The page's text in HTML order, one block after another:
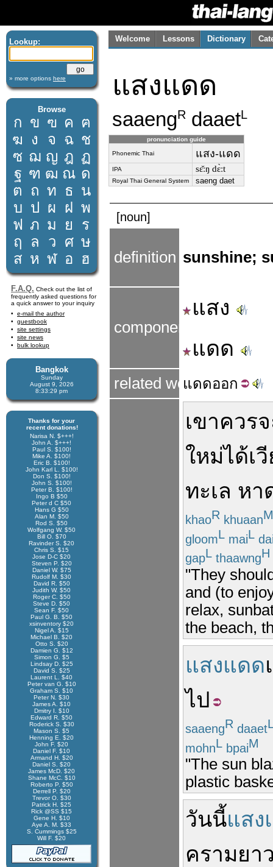
Lookup:
» more options here
Browse
ก ข ฃ ค ฅ
ฆ ง จ ฉ ช
ซ ฌ ญ ฎ ฏ
ฐ ฑ ฒ ณ ด
ต ถ ท ธ น
บ ป ผ ฝ พ
ฟ ภ ม ย
ร
ฤ
ล ว ศ ษ
ส ห ฬ อ ฮ
F.A.Q. Check out the list of
frequently asked questions for
a quick answer to your inquiry
e-mail the author
guestbook
site settings
site news
bulk lookup
Bangkok
Sunday
August 9, 2026
8:33:30 pm
Thanks for your
recent donations!
Narisa N. $+++!
John A. $+++!
Paul S. $100!
Mike A. $100!
Eric B. $100!
John Karl L. $100!
Don S. $100!
John S. $100!
Peter B. $100!
Ingo B $50
Peter d C $50
Hans G $50
Alan M. $50
Rod S. $50
Wolfgang W. $50
Bill O. $70
Ravinder S. $20
Chris S. $15
Jose D-C $20
Steven P. $20
Daniel W. $75
Rudolf M. $30
David R. $50
Judith W. $50
Roger C. $50
Steve D. $50
Sean F. $50
Paul G. B. $50
xsinventory $20
Nigel A. $15
Michael B. $20
Otto S. $20
Damien G. $12
Simon G. $5
Lindsay D. $25
David S. $25
Laurent L. $40
Peter van G. $10
Graham S. $10
Peter N. $30
James A. $10
Dmitry I. $10
Edward R. $50
Roderick S. $30
Mason S. $5
Henning E. $20
John F. $20
Daniel F. $10
Armand H. $20
Daniel S. $20
James McD. $20
Shane McC. $10
Roberto P. $50
Derrell P. $20
Trevor O. $30
Patrick H. $25
Rick @SS $15
Gene H. $10
Aye A. M. $33
S. Cummings $25
Will F. $20
Welcome Lessons Dictionary
แสงแดด
saaengR daaetL
pronunciation guide
Phonemic Thai แสง-แดด
IPA sɛ̌ːŋ dɛ̀ːt
Royal Thai General System saeng daet
[noun]
definition sunshine;
components
แสง
แดด
related word
แดดออก
เขาควร
ใหม่ได้เ
ทะเล หา
khaoR khuaanM
gloomL maiL
gapL thaawngH
"They
and (to
relax,
the beach,
แสงแดด
ไป
saaengR daaet
mohnL bpaiM
"The sun
plastic
วันนี้แสง
ครามยา